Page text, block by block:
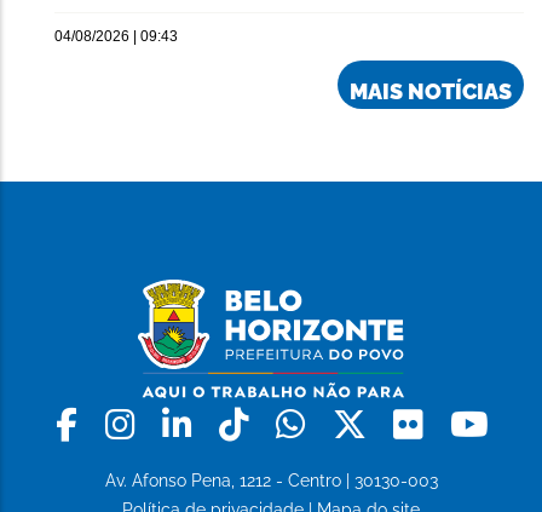
04/08/2026 | 09:43
MAIS NOTÍCIAS
Facebook
Instagram
LinkedinTiktokWhatsapp
X Flickr
Av. Afonso Pena, 1212 - Centro | 30130-003